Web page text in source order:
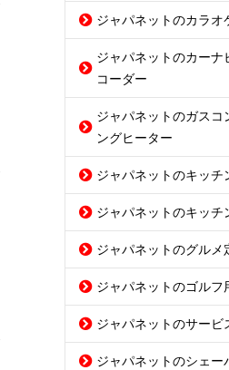
ジャパネットのカラオ
ジャパネットのカーナ
コーダー
ジャパネットのガスコ
ングヒーター
ジャパネットのキッチ
ジャパネットのキッチ
ジャパネットのグルメ
ジャパネットのゴルフ
ジャパネットのサービ
ジャパネットのシェー